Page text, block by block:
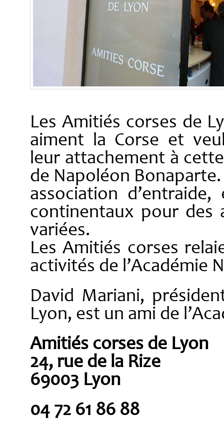
Les Amitiés corses de
aiment la Corse et
leur attachement à
de Napoléon
association
continentaux pour des
variées.
Les Amitiés corses
activités de l’Académie
David Mariani,
Lyon, est un ami de
Amitiés corses de Lyon
24, rue de la Rize
69003 Lyon
04 72 61 86 88